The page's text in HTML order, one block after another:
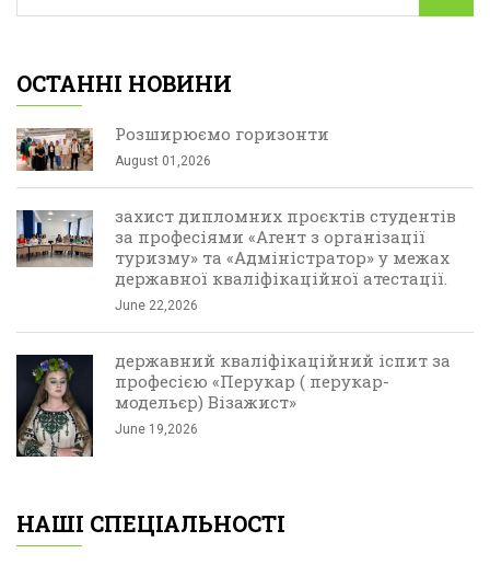
ОСТАННІ НОВИНИ
Розширюємо горизонти
August 01,2026
захист дипломних проєктів студентів
за професіями «Агент з організації
туризму» та «Адміністратор» у межах
державної кваліфікаційної атестації.
June 22,2026
державний кваліфікаційний іспит за
професією «Перукар ( перукар-
модельєр) Візажист»
June 19,2026
НАШІ СПЕЦІАЛЬНОСТІ